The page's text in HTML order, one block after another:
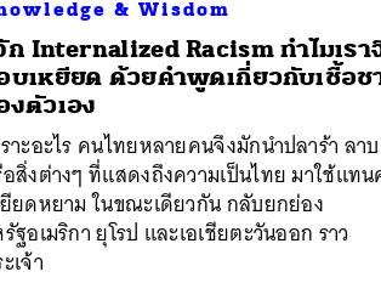
& Wisdom
ก Internalized Racism ทำไมเรา
บเหยียด ด้วยคำพูดเกี่ยวกับเชื้อช
งตัวเอง
าะอะไร คนไทยหลายคนจึงมักนำปลาร้า ลาบ
สิ่งต่างๆ ที่แสดงถึงความเป็นไทย มาใช้แทน
ยดหยาม ในขณะเดียวกัน กลับยกย่อง
ฐอเมริกา ยุโรป และเอเชียตะวันออก ราว
เจ้า